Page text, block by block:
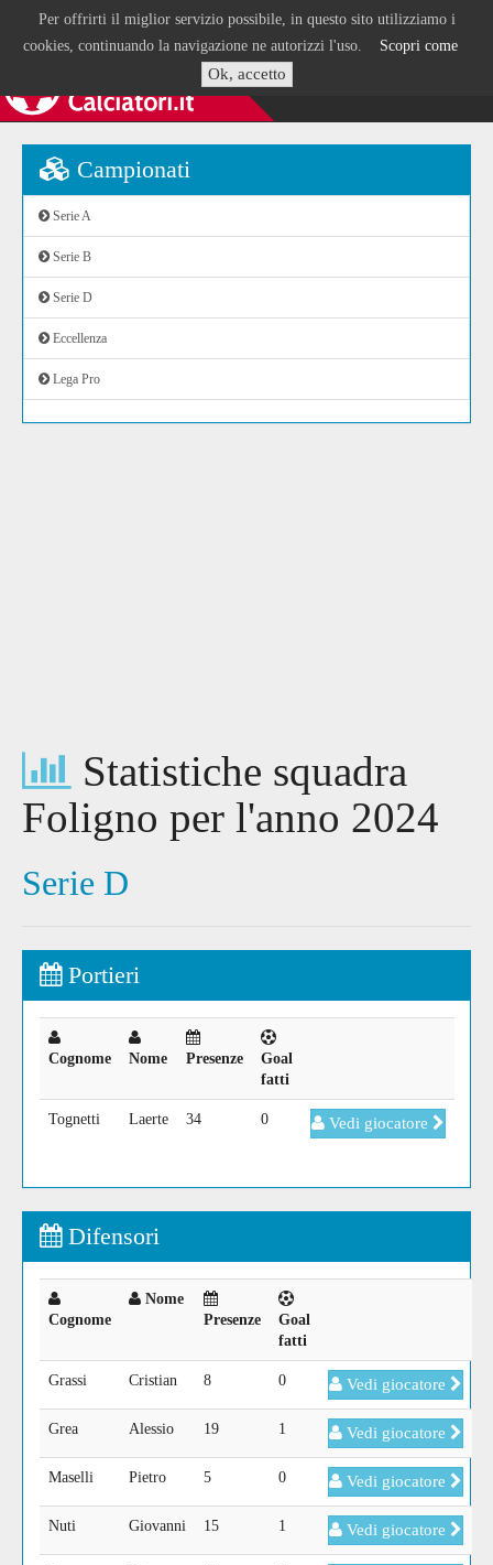
Per offrirti il miglior servizio possibile, in questo sito utilizziamo i
cookies, continuando la navigazione ne autorizzi l'uso. Scopri come
Ok, accetto
Campionati
Serie A
Serie B
Serie D
Eccellenza
Lega Pro
Statistiche squadra
Foligno per l'anno 2024
Serie D
Portieri
Cognome Nome Presenze
Goal
fatti
Tognetti Laerte 34 0 Vedi giocatore
Difensori
Cognome
Nome
Presenze
Goal
fatti
Grassi Cristian 8 0 Vedi giocatore
Grea Alessio 19 1 Vedi giocatore
Maselli Pietro 5 0 Vedi giocatore
Nuti Giovanni 15 1 Vedi giocatore